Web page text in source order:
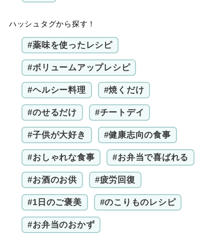
ハッシュタグから探す！
#薬味を使ったレシピ
#ボリュームアップレシピ
#ヘルシー料理 #焼くだけ
#のせるだけ #チートデイ
#子供が大好き #健康志向の食事
#おしゃれな食事 #お弁当で喜ばれる
#お酒のお供 #疲労回復
#1日のご褒美 #のこりものレシピ
#お弁当のおかず